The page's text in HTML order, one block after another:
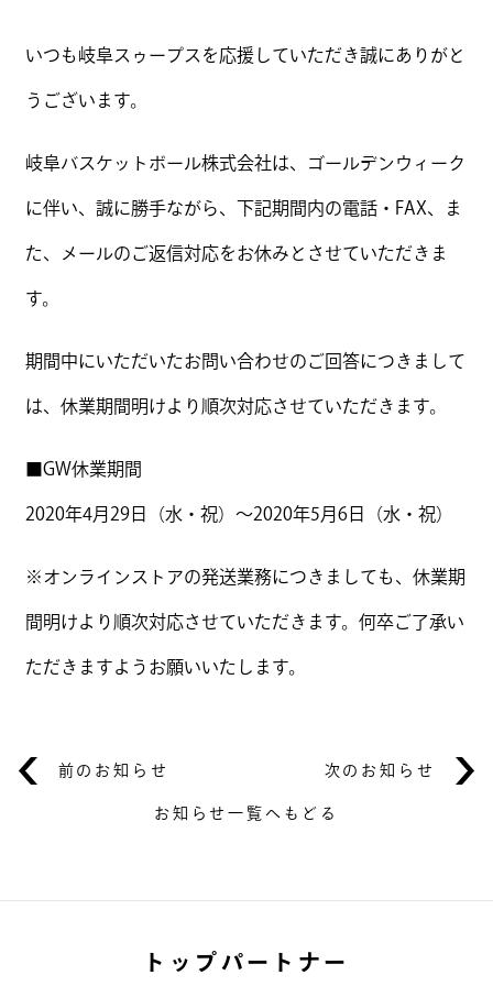
いつも岐阜スゥープスを応援していただき誠にありがと
うございます。
岐阜バスケットボール株式会社は、ゴールデンウィーク
に伴い、誠に勝手ながら、下記期間内の電話・FAX、ま
た、メールのご返信対応をお休みとさせていただきま
す。
期間中にいただいたお問い合わせのご回答につきまして
は、休業期間明けより順次対応させていただきます。
■GW休業期間
2020年4月29日（水・祝）～2020年5月6日（水・祝）
※オンラインストアの発送業務につきましても、休業期
間明けより順次対応させていただきます。何卒ご了承い
ただきますようお願いいたします。
前のお知らせ
お知らせ一覧へもどる
次のお知らせ
トップパートナー